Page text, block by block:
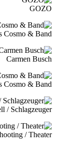
GOZO
Cosmo & Band
Carmen Busch
Cosmo & Band
/ Schlagzeuger
/ Theater